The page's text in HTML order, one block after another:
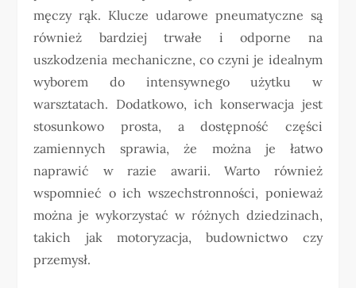
męczy rąk. Klucze udarowe pneumatyczne są
również bardziej trwałe i odporne na
uszkodzenia mechaniczne, co czyni je idealnym
wyborem do intensywnego użytku w
warsztatach. Dodatkowo, ich konserwacja jest
stosunkowo prosta, a dostępność części
zamiennych sprawia, że można je łatwo
naprawić w razie awarii. Warto również
wspomnieć o ich wszechstronności, ponieważ
można je wykorzystać w różnych dziedzinach,
takich jak motoryzacja, budownictwo czy
przemysł.